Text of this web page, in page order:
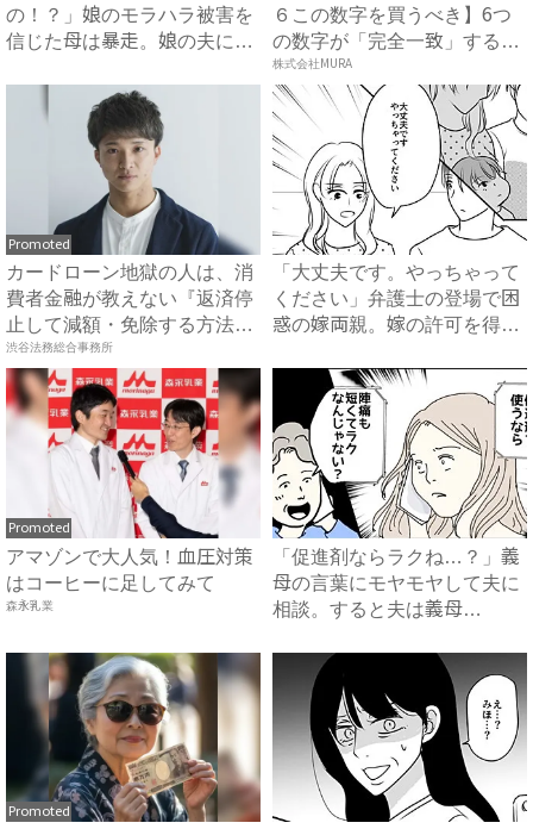
の！？」娘のモラハラ被害を
信じた母は暴走。娘の夫に電
６この数字を買うべき】6つ
の数字が「完全一致」する
方...
株式会社MURA
Promoted
カードローン地獄の人は、消
費者金融が教えない『返済停
止して減額・免除する方法』
で...
渋谷法務総合事務所
「大丈夫です。やっちゃって
ください」弁護士の登場で困
惑の嫁両親。嫁の許可を得た
Promoted
アマゾンで大人気！血圧対策
はコーヒーに足してみて
森永乳業
「促進剤ならラクね…？」義
母の言葉にモヤモヤして夫に
相談。すると夫は義母
Promoted